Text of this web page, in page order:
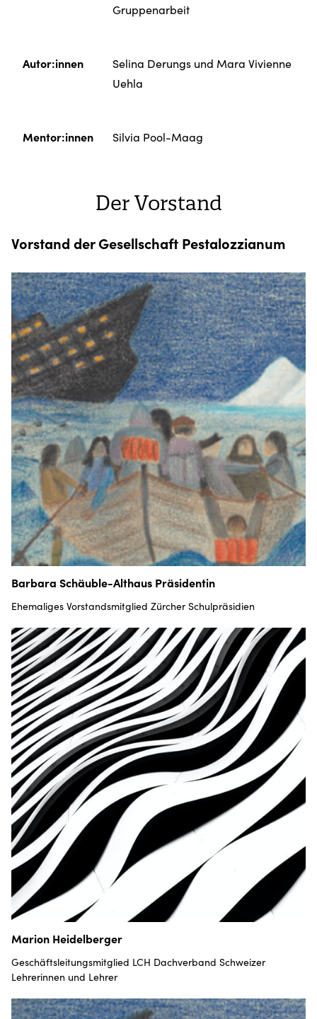
Gruppenarbeit
Autor:innen
Selina Derungs und Mara Vivienne
Uehla
Mentor:innen Silvia Pool-Maag
Der Vorstand
Vorstand der Gesellschaft Pestalozzianum
Barbara Schäuble-Althaus Präsidentin
Ehemaliges Vorstandsmitglied Zürcher Schulpräsidien
Marion Heidelberger
Geschäftsleitungsmitglied LCH Dachverband Schweizer
Lehrerinnen und Lehrer